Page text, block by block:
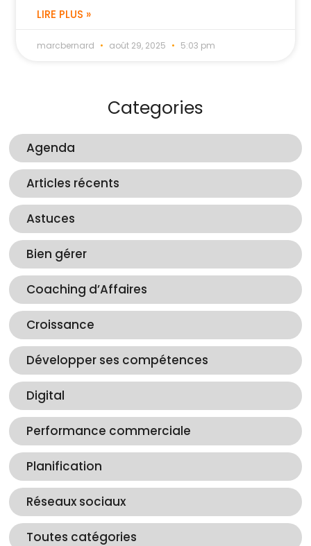
LIRE PLUS »
marcbernard août 29, 2025 5:03 pm
Categories
Agenda
Articles récents
Astuces
Bien gérer
Coaching d’Affaires
Croissance
Développer ses compétences
Digital
Performance commerciale
Planification
Réseaux sociaux
Toutes catégories